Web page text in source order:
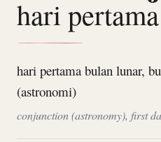
hari
hari pertama bulan lunar,
(astronomi)
conjunction (astronomy), first